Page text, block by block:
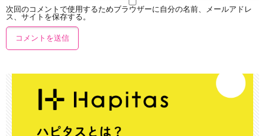
次回のコメントで使用するためブラウザーに自分の名前、メールアドレ
ス、サイトを保存する。